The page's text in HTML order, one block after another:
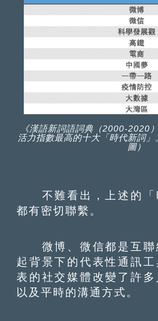
《漢語新詞語詞典（2000-2020
活力指數最高的十大「時代新詞
圖）
不難看出，上述的「
都有密切聯繫。
微博、微信都是互聯
起背景下的代表性通訊
表的社交媒體改變了許
以及平時的溝通方式。